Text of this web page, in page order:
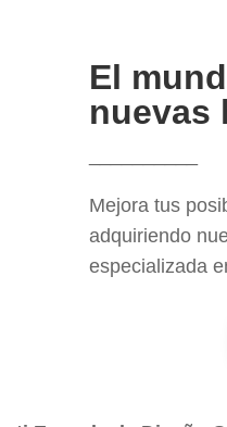
El
nuevas
Mejora tus
adquiriendo
especializada